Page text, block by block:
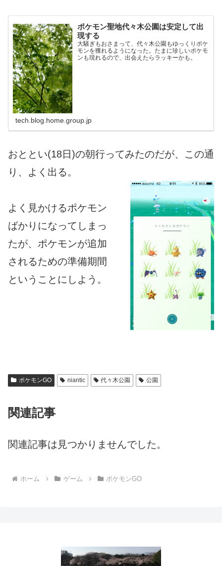
ポケモン聖地代々木公園は安定して出
現する
大騒ぎもおさまって、代々木公園もゆっくりポケ
モンを獲れるようになった。たまに珍しいポケモ
ンも現れるので、出会えたらラッキーかも。
tech.blog.home.group.jp
おととい(18日)の朝行ってみたのだが、この通
り、よく出る。
よく見かけるポケモン
ばかりになってしまっ
たが、ポケモンが追加
されるための準備期間
ということにしよう。
ポケモンGO niantic 代々木公園 公園
関連記事
関連記事は見つかりませんでした。
ホーム ゲーム ポケモンGO